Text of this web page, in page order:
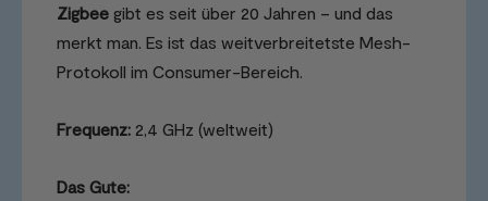
Zigbee gibt es seit über 20 Jahren – und das
merkt man. Es ist das weitverbreitetste Mesh-
Protokoll im Consumer-Bereich.
Frequenz: 2,4 GHz (weltweit)
Das Gute: